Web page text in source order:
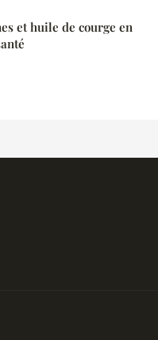
et huile de courge en